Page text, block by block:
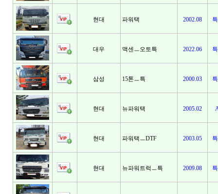
현대 파워택 2002.08
대우 맥센ㅡ오토특 2022.06
삼성 15톤ㅡ특 2000.03
현대 뉴파워택 2005.02
현대 파워택ㅡDTF 2003.05
현대 뉴파워트럭ㅡ특 2009.08